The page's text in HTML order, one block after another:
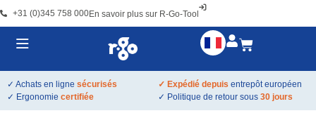
+31 (0)345 758 000En savoir plus sur R-Go-Tool
✓ Achats en ligne sécurisés ✓ Expédié depuis entrepôt européen
✓ Ergonomie certifiée ✓ Politique de retour sous 30 jours